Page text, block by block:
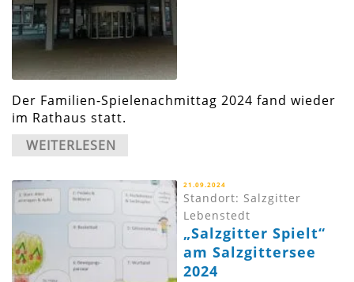
Der Familien-Spielenachmittag 2024 fand wieder
im Rathaus statt.
WEITERLESEN
21.09.2024
Standort: Salzgitter
Lebenstedt
„Salzgitter Spielt“
am Salzgittersee
2024